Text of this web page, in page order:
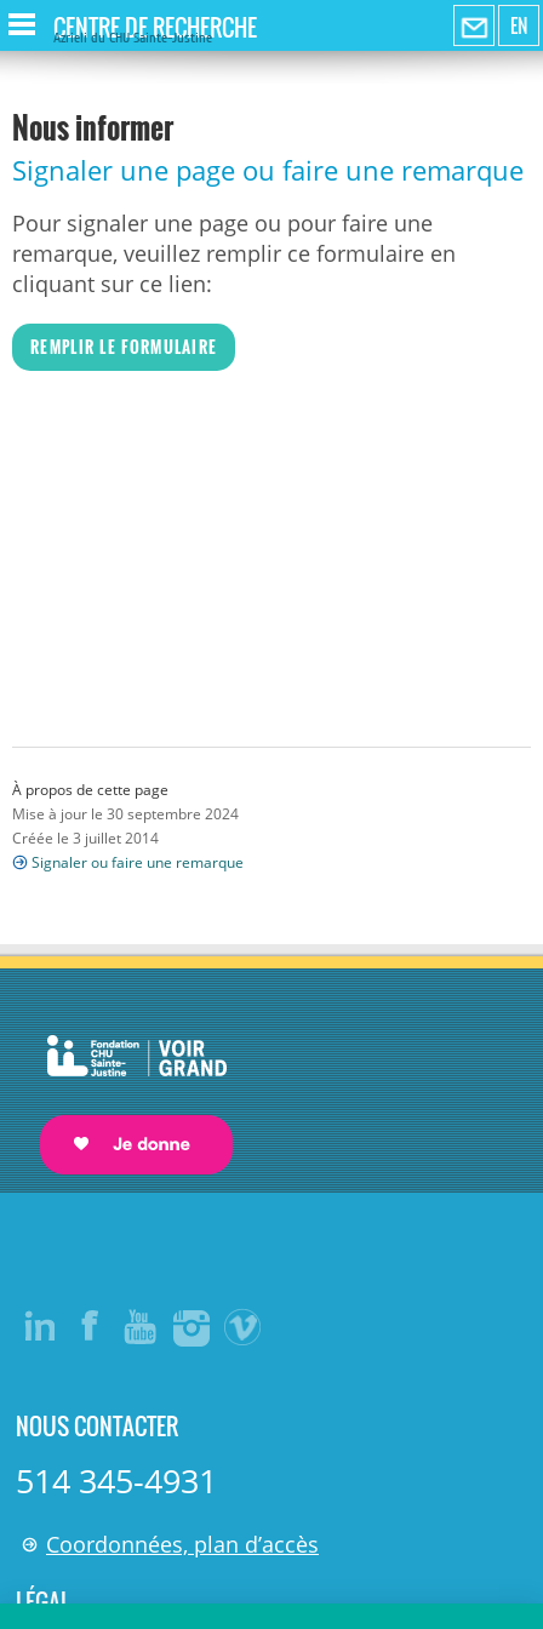
EN
CENTRE DE RECHERCHE
Azrieli du CHU Sainte-Justine
Nous informer
Signaler une page ou faire une remarque
Pour signaler une page ou pour faire une
remarque, veuillez remplir ce formulaire en
cliquant sur ce lien:
REMPLIR LE FORMULAIRE
À propos de cette page
Mise à jour le 30 septembre 2024
Créée le 3 juillet 2014
Signaler ou faire une remarque
NOUS CONTACTER
514 345-4931
Coordonnées, plan d’accès
LÉGAL